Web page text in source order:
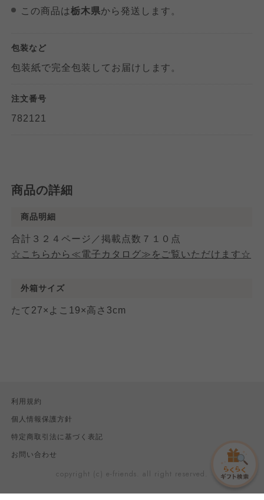
この商品は栃木県から発送します。
包装など
包装紙で完全包装してお届けします。
注文番号
782121
商品の詳細
商品明細
合計３２４ページ／掲載点数７１０点
☆こちらから≪電子カタログ≫をご覧いただけます☆
外箱サイズ
たて27×よこ19×高さ3cm
利用規約
個人情報保護方針
特定商取引法に基づく表記
お問い合わせ
copyright (c) e-friends. all right reserved.
大阪いずみ市民生協